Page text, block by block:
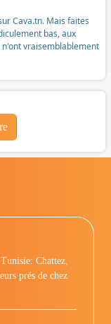
Cava.tn. Mais faites
bas, aux
vraisemblablement
Chattez,
prés de chez